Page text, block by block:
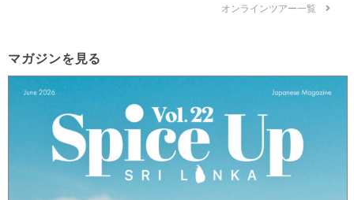
オンラインツアー一覧
マガジンを見る